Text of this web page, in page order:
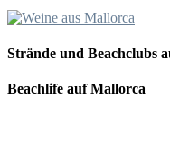
Strände und Beachclubs
Beachlife auf Mallorca